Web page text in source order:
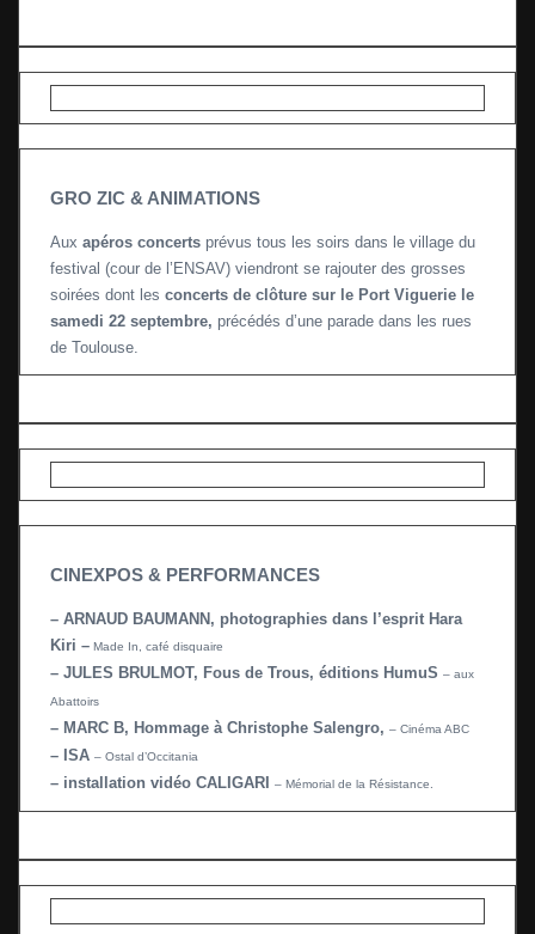
GRO ZIC & ANIMATIONS
Aux apéros concerts prévus tous les soirs dans le village du
festival (cour de l’ENSAV) viendront se rajouter des grosses
soirées dont les concerts de clôture sur le Port Viguerie le
samedi 22 septembre, précédés d’une parade dans les rues
de Toulouse.
CINEXPOS & PERFORMANCES
– ARNAUD BAUMANN, photographies dans l’esprit Hara
Kiri – Made In, café disquaire
– JULES BRULMOT, Fous de Trous, éditions HumuS – aux
Abattoirs
– MARC B, Hommage à Christophe Salengro, – Cinéma ABC
– ISA – Ostal d’Occitania
– installation vidéo CALIGARI – Mémorial de la Résistance.